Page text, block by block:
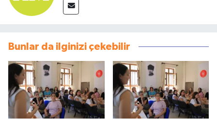
Bunlar da ilginizi çekebilir